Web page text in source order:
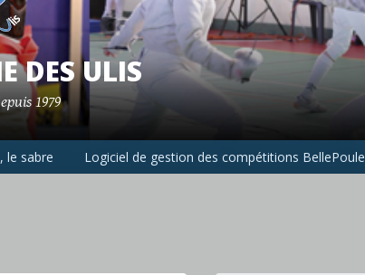
DES ULIS
1979
le sabre Logiciel de gestion des compétitions BellePoule